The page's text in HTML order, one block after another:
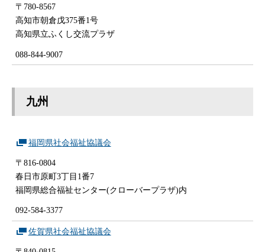
〒780-8567
高知市朝倉戊375番1号
高知県立ふくし交流プラザ
088-844-9007
九州
福岡県社会福祉協議会
〒816-0804
春日市原町3丁目1番7
福岡県総合福祉センター(クローバープラザ)内
092-584-3377
佐賀県社会福祉協議会